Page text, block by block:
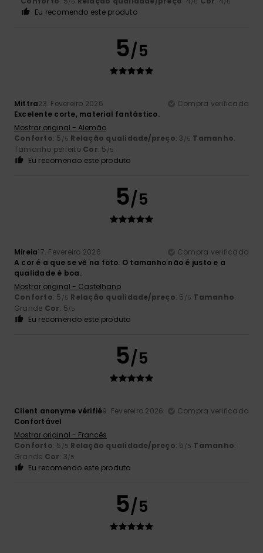
Eu recomendo este produto
5/5
Mittra23. Fevereiro 2026
Compra verificada
Excelente corte, material fantástico.
Mostrar original - Alemão
Conforto: 5 /5 Relação qualidade/preço: 3 /5 Tamanho:
Tamanho perfeito Cor: 5 /5
Eu recomendo este produto
5/5
Mireia17. Fevereiro 2026
Compra verificada
A cor é a que se vê na foto. O tamanho não é justo e a
qualidade é boa.
Mostrar original - Castelhano
Conforto: 5 /5 Relação qualidade/preço: 5 /5 Tamanho:
Grande Cor: 5/5
Eu recomendo este produto
5/5
Client anonyme vérifié9. Fevereiro 2026
Compra verificada
Confortável
Mostrar original - Francês
Conforto: 5 /5 Relação qualidade/preço: 5 /5 Tamanho:
Grande Cor: 3/5
Eu recomendo este produto
5/5